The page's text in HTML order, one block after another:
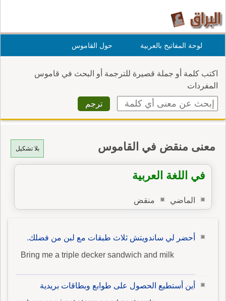
لوحة المفاتيح بالعربية حول القاموس
اكتب كلمة أو جملة قصيرة للترجمة أو البحث في قاموس
المفردات
بلا تشكيل معنى منقض في القاموس
في اللغة العربية
الماضي منقض
أحضر لي ساندويتش ثلاث طبقات مع لبن من فضلك.
Bring me a triple decker sandwich and milk
أين أستطيع الحصول على طوابع وبطاقات بريدية